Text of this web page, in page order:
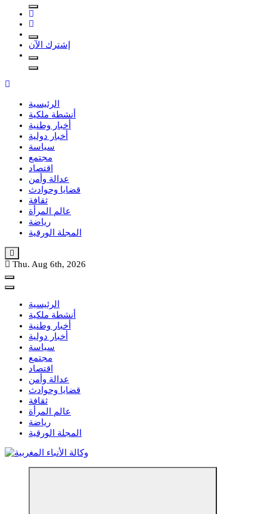
إشترك الآن
الرئيسية
أنشطة ملكية
أخبار وطنية
أخبار دولية
سياسة
مجتمع
اقتصاد
عدالة وأمن
قضايا وحوادث
ثقافة
عالم المرأة
رياضة
المجلة الورقية
Thu. Aug 6th, 2026
الرئيسية
أنشطة ملكية
أخبار وطنية
أخبار دولية
سياسة
مجتمع
اقتصاد
عدالة وأمن
قضايا وحوادث
ثقافة
عالم المرأة
رياضة
المجلة الورقية